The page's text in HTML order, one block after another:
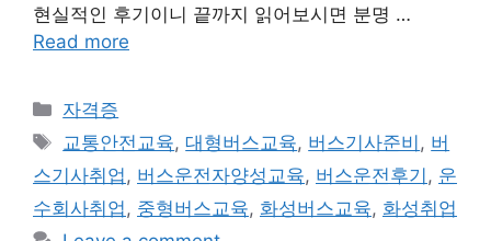
현실적인 후기이니 끝까지 읽어보시면 분명 …
Read more
Categories
자격증
Tags
교통안전교육,대형버스교육, 버스기사준비 , 버
스기사취업 , 버스운전자양성교육, 버스운전후기 , 운
수회사취업 , 중형버스교육, 화성버스교육, 화성취업